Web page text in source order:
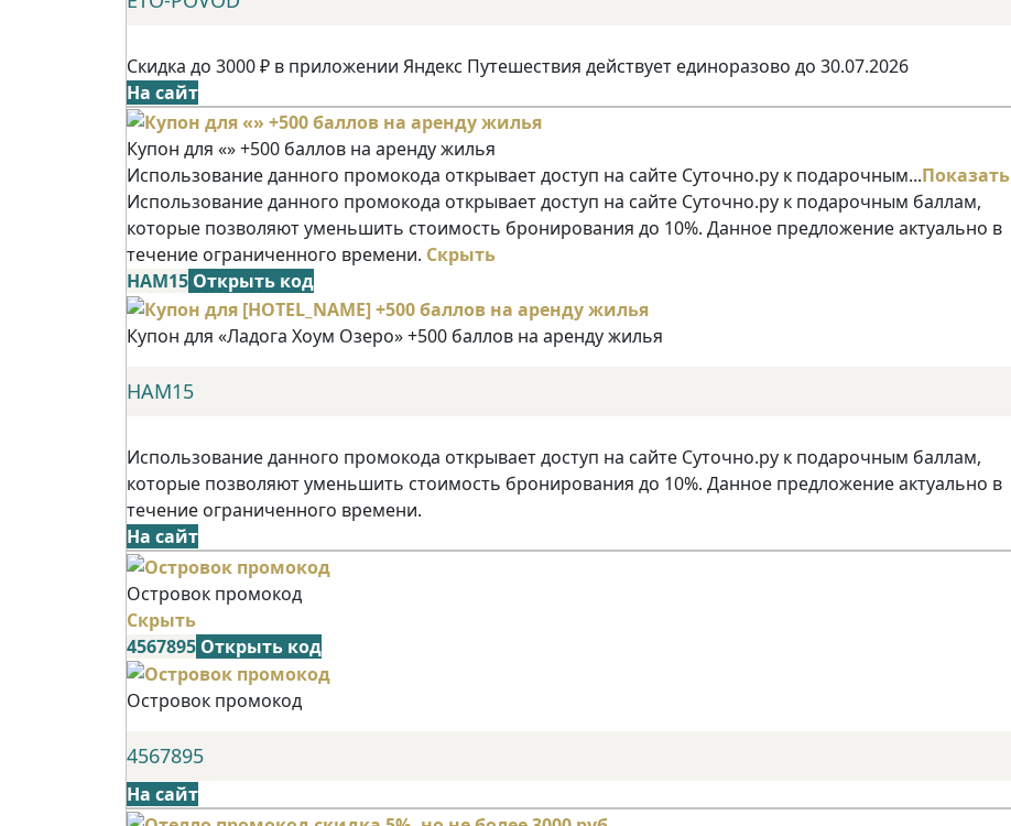
Скидка до 3000 ₽ в приложении Яндекс Путешествия действует единоразово до 30.07.2026
На сайт
Купон для «» +500 баллов на аренду жилья
Использование данного промокода открывает доступ на сайте Суточно.ру к подарочным...Показать
Использование данного промокода открывает доступ на сайте Суточно.ру к подарочным баллам,
которые позволяют уменьшить стоимость бронирования до 10%. Данное предложение актуально в
течение ограниченного времени. Скрыть
НАМ15 Открыть код
Купон для «Ладога Хоум Озеро» +500 баллов на аренду жилья
НАМ15
Использование данного промокода открывает доступ на сайте Суточно.ру к подарочным баллам,
которые позволяют уменьшить стоимость бронирования до 10%. Данное предложение актуально в
течение ограниченного времени.
На сайт
Островок промокод
Скрыть
4567895 Открыть код
Островок промокод
4567895
На сайт